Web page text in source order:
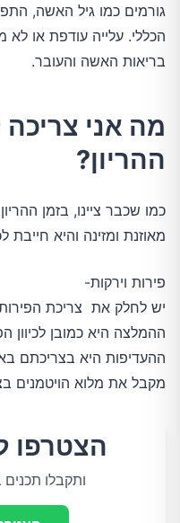
גורמים כמו גיל האשה,
הכללי. עלייה עודפת או
בריאות האשה והעובר.
מה אני צריכה
ההריון?
כמו שכבר ציינו, בזמן
מאוזנת ומזינה והיא חייבת
פירות וירקות-
יש לחלק את צריכת
ההמלצה היא כמובן לכיוון
ההעדיפות היא בצריכתם
מקבל את מלוא הויטמנים
הצטרפו
ותקבלו תכנים